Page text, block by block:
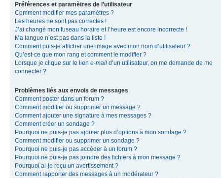
Préférences et paramètres de l’utilisateur
Comment modifier mes paramètres ?
Les heures ne sont pas correctes !
J’ai changé mon fuseau horaire et l’heure est encore incorrecte !
Ma langue n’est pas dans la liste !
Comment puis-je afficher une image avec mon nom d’utilisateur ?
Qu’est-ce que mon rang et comment le modifier ?
Lorsque je clique sur le lien e-mail d’un utilisateur, on me demande de me
connecter ?
Problèmes liés aux envois de messages
Comment poster dans un forum ?
Comment modifier ou supprimer un message ?
Comment ajouter une signature à mes messages ?
Comment créer un sondage ?
Pourquoi ne puis-je pas ajouter plus d’options à mon sondage ?
Comment modifier ou supprimer un sondage ?
Pourquoi ne puis-je pas accéder à un forum ?
Pourquoi ne puis-je pas joindre des fichiers à mon message ?
Pourquoi ai-je reçu un avertissement ?
Comment rapporter des messages à un modérateur ?